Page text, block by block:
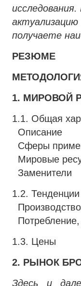
получаете
РЕЗЮМЕ
1. МИРОВОЙ
1.1. Общая
Описание
Сферы
Мировые
Заменители
1.2.
Потребление,
1.3. Цены
2. РЫНОК
Здесь и